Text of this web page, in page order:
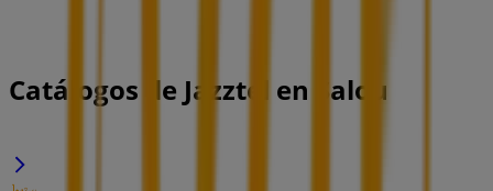
Catálogos de Jazztel en Salou